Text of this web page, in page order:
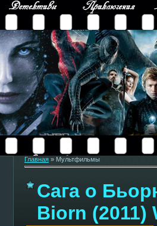
Главная » Мультфильмы
Сага о
Biorn (2011)